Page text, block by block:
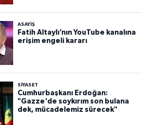
ASAYİŞ
Fatih Altaylı’nın YouTube kanalına
erişim engeli kararı
SİYASET
Cumhurbaşkanı Erdoğan:
"Gazze'de soykırım son bulana
dek, mücadelemiz sürecek"